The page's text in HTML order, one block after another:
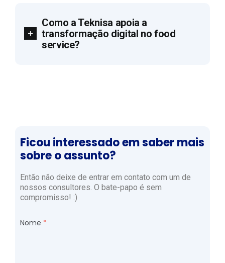
Como a Teknisa apoia a
transformação digital no food
service?
Ficou interessado em saber mais
sobre o assunto?
Então não deixe de entrar em contato com um de
nossos consultores. O bate-papo é sem
compromisso! :)
Nome